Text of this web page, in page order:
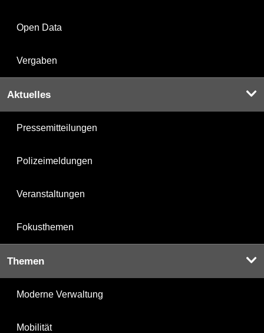
Open Data
Vergaben
Aktuelles
Pressemitteilungen
Polizeimeldungen
Veranstaltungen
Fokusthemen
Themen
Moderne Verwaltung
Mobilität